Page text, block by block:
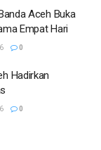
Aceh Buka
Empat Hari
0
Hadirkan
0